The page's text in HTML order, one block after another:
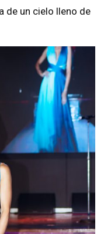
de un cielo lleno de